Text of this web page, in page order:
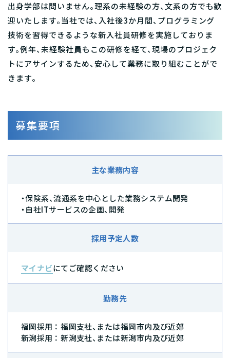
出身学部は問いません。理系の未経験の方、文系の方でも歓
迎いたします。当社では、入社後3か月間、プログラミング
技術を習得できるような新入社員研修を実施しておりま
す。例年、未経験社員もこの研修を経て、現場のプロジェク
トにアサインするため、安心して業務に取り組むことがで
きます。
募集要項
主な業務内容
・保険系、流通系を中心とした業務システム開発
・自社ITサービスの企画、開発
採用予定人数
マイナビにてご確認ください
勤務先
福岡採用 ： 福岡支社、または福岡市内及び近郊
新潟採用 ： 新潟支社、または新潟市内及び近郊